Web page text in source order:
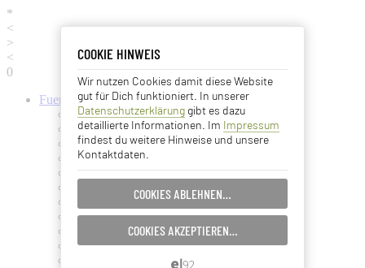
COOKIE HINWEIS
Wir nutzen Cookies damit diese Website
gut für Dich funktioniert. In unserer
Datenschutzerklärung gibt es dazu
detaillierte Informationen. Im Impressum
findest du weitere Hinweise und unsere
Kontaktdaten.
COOKIES ABLEHNEN…
COOKIES AKZEPTIEREN…
Essentielle Cookies
Analyse Cookies
EINSTELLUNGEN SPEICHERN…
ABBRECHEN…
*
<
>
<
0
FuerteventuraInformationen
Fuerteventura (Startseite)
Fuerteventura Wetter + Klima
Ortschaften auf Fuerteventura
Strände auf Fuerteventura
Pflanzen und Tiere auf Fuerte
Fuertes Kunst und Kultur
Verkehrsmittel (Taxi, Bus, Fähre)
Flughafen Fuerteventura
Ämter und Services auf Fuerte
Essen und Trinken auf Fuerte
Ärzte auf Fuerteventura